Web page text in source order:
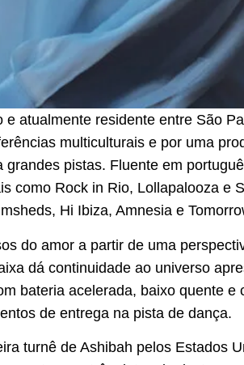
atualmente residente entre São
multiculturais e por uma
pistas. Fluente em
como Rock in Rio, Lollapalooza e
Hi Ibiza, Amnesia e
do amor a partir de uma
dá continuidade ao universo
bateria acelerada, baixo quente
de entrega na pista de dança.
turnê de Ashibah pelos Estados